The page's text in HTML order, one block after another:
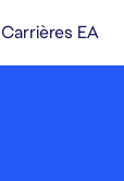
Carrières EA